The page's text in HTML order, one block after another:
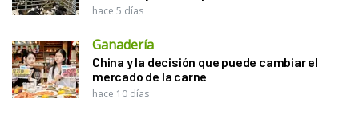
hace 5 días
Ganadería
China y la decisión que puede cambiar el
mercado de la carne
hace 10 días